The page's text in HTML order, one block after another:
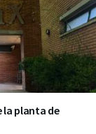
la planta de